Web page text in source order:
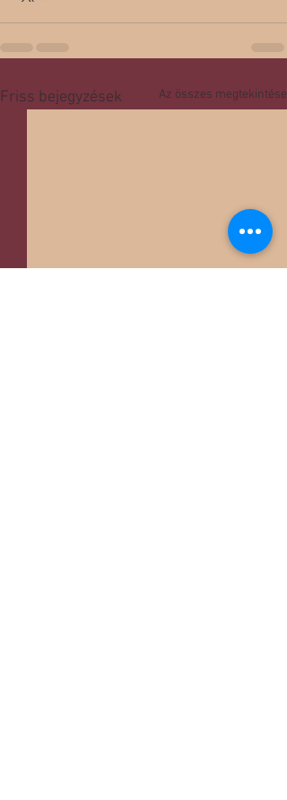
Friss bejegyzések Az összes megtekintése